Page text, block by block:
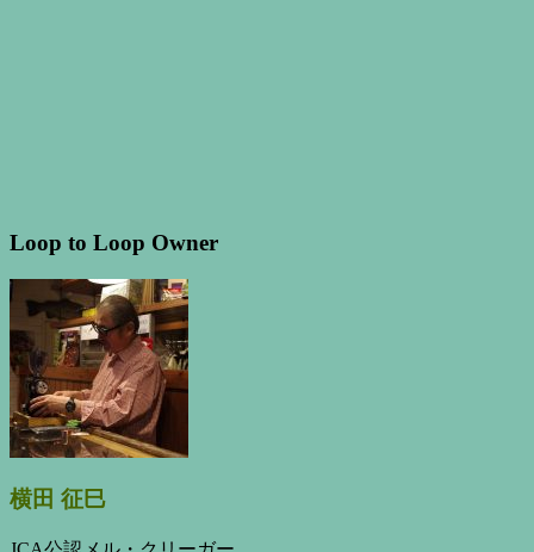
Loop to Loop Owner
横田 征巳